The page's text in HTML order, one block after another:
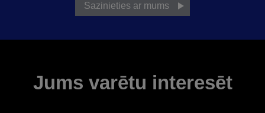
Sazinieties ar mums
Jums varētu interesēt